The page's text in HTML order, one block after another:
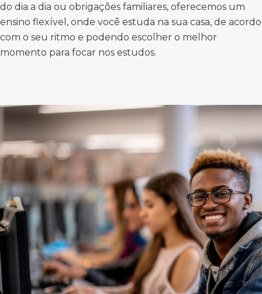
do dia a dia ou obrigações familiares, oferecemos um
ensino flexível, onde você estuda na sua casa, de acordo
com o seu ritmo e podendo escolher o melhor
momento para focar nos estudos.